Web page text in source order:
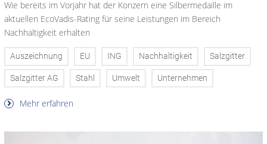
Wie bereits im Vorjahr hat der Konzern eine Silbermedaille im
aktuellen EcoVadis-Rating für seine Leistungen im Bereich
Nachhaltigkeit erhalten
Auszeichnung EU ING Nachhaltigkeit Salzgitter
Salzgitter AG Stahl Umwelt Unternehmen
Mehr erfahren